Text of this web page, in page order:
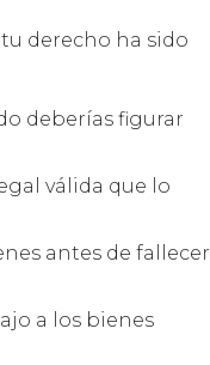
derecho ha sido
deberías figurar
válida que lo
antes de fallecer
a los bienes